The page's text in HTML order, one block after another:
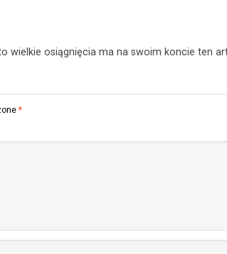
wielkie osiągnięcia ma na swoim koncie ten
*